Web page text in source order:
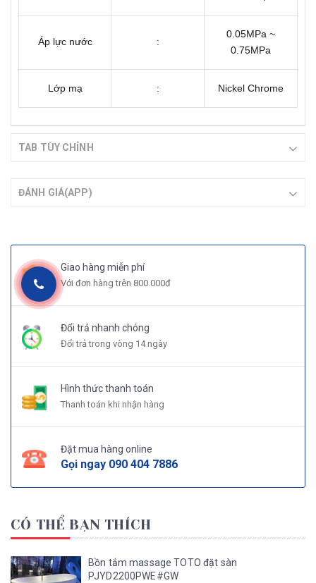
Áp lực nước :
0.05MPa ~
0.75MPa
Lớp mạ : Nickel Chrome
TAB TÙY CHỈNH
ĐÁNH GIÁ(APP)
Giao hàng miễn phí
Với đơn hàng trên 800.000đ
Đổi trả nhanh chóng
Đổi trả trong vòng 14 ngày
Hình thức thanh toán
Thanh toán khi nhận hàng
Đặt mua hàng online
Gọi ngay 090 404 7886
CÓ THỂ BẠN THÍCH
Bồn tắm massage TOTO đặt sàn
PJYD2200PWE#GW